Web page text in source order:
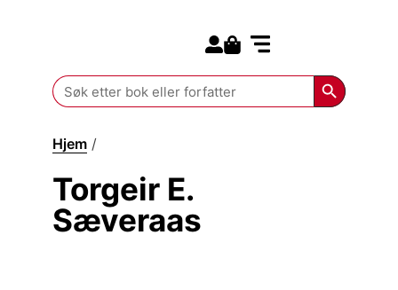
Search
for:
Search
Hjem /
Torgeir E.
Sæveraas